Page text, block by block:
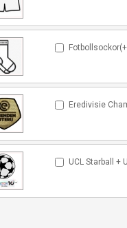
Eredivisie
UCL Starball +